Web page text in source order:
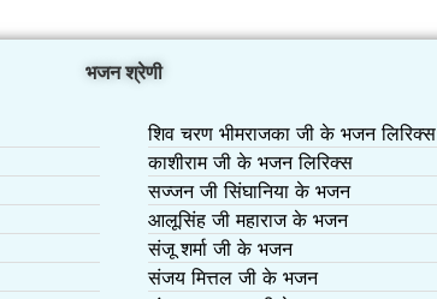
भजन श्रेणी
शिव चरण भीमराजका जी के भजन लिरिक्स
काशीराम जी के भजन लिरिक्स
सज्जन जी सिंघानिया के भजन
आलूसिंह जी महाराज के भजन
संजू शर्मा जी के भजन
संजय मित्तल जी के भजन